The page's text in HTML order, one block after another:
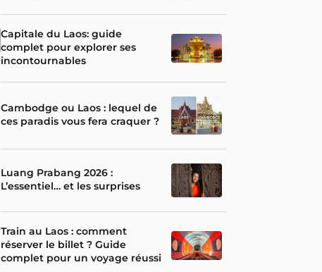
Capitale du Laos: guide
complet pour explorer ses
incontournables
Cambodge ou Laos : lequel de
ces paradis vous fera craquer ?
Luang Prabang 2026 :
L’essentiel… et les surprises
Train au Laos : comment
réserver le billet ? Guide
complet pour un voyage réussi